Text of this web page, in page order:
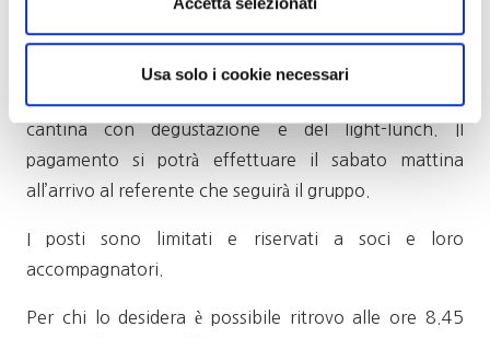
Usa solo i cookie necessari
Costo della giornata:euro 28,00 per i soci e euro
cantina con degustazione e del light-lunch. Il
pagamento si potrà effettuare il sabato mattina
all’arrivo al referente che seguirà il gruppo.
I posti sono limitati e riservati a soci e loro
accompagnatori.
Per chi lo desidera è possibile ritrovo alle ore 8.45